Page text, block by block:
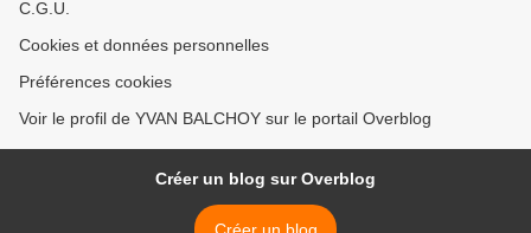
C.G.U.
Cookies et données personnelles
Préférences cookies
Voir le profil de YVAN BALCHOY sur le portail Overblog
Créer un blog sur Overblog